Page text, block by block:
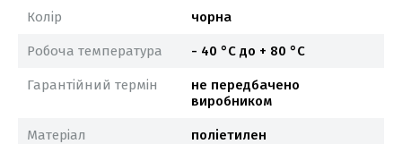
Колір чорна
Робоча температура - 40 °С до + 80 °С
Гарантійний термін
не передбачено
виробником
Матеріал поліетилен